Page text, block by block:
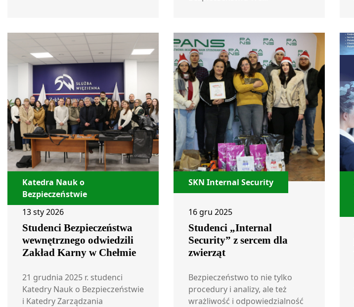
Katedra Nauk o
Bezpieczeństwie
13 sty 2026
Studenci Bezpieczeństwa
wewnętrznego odwiedzili
Zakład Karny w Chełmie
21 grudnia 2025 r. studenci
Katedry Nauk o Bezpieczeństwie
i Katedry Zarządzania
SKN Internal Security
16 gru 2025
Studenci „Internal
Security” z sercem dla
zwierząt
Bezpieczeństwo to nie tylko
procedury i analizy, ale też
wrażliwość i odpowiedzialność